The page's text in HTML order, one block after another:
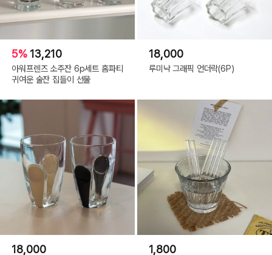
5% 13,210
아워프렌즈 소주잔 6p세트 홈파티
귀여운 술잔 집들이 선물
18,000
루미낙 그래픽 언더락(6P)
18,000 1,800